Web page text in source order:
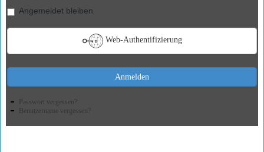
Angemeldet bleiben
Web-Authentifizierung
Anmelden
Passwort vergessen?
Benutzername vergessen?